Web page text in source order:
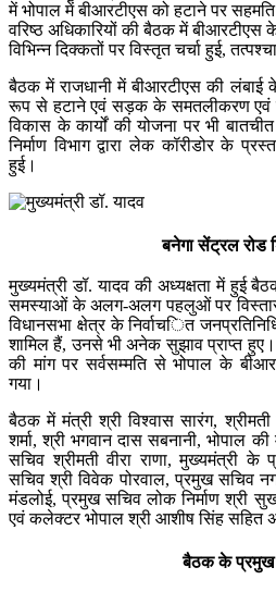
में भोपाल में बीआरटीएस को हटाने पर
वरिष्ठ अधिकारियों की बैठक में बीआरटीएस
विभिन्न दिक्कतों पर विस्तृत चर्चा हुई,
बैठक में राजधानी में बीआरटीएस की
रूप से हटाने एवं सड़क के समतलीकरण एवं
विकास के कार्यों की योजना पर भी
निर्माण विभाग द्वारा लेक कॉरीडोर के
हुई।
बनेगा सेंट्रल रोड
मुख्यमंत्री डॉ. यादव की अध्यक्षता में हुई
समस्याओं के अलग-अलग पहलुओं पर
विधानसभा क्षेत्र के निर्वाचित
शामिल हैं, उनसे भी अनेक सुझाव प्राप्त
की मांग पर सर्वसम्मति से भोपाल के
गया।
बैठक में मंत्री श्री विश्वास सारंग, श्रीमती
शर्मा, श्री भगवान दास सबनानी, भोपाल की
सचिव श्रीमती वीरा राणा, मुख्यमंत्री के
सचिव श्री विवेक पोरवाल, प्रमुख सचिव
मंडलोई, प्रमुख सचिव लोक निर्माण श्री
एवं कलेक्टर भोपाल श्री आशीष सिंह सहित
बैठक के प्रमुख